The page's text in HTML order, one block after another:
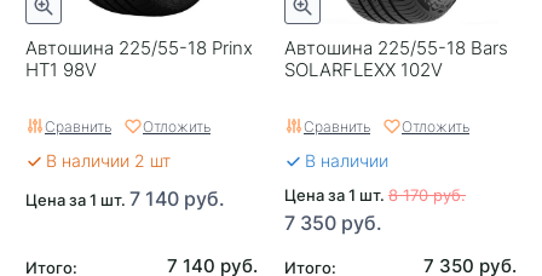
Автошина 225/55-18 Prinx
HT1 98V
Сравнить Отложить
В наличии 2 шт
Цена за 1 шт. 7 140 руб.
Итого: 7 140 руб.
Автошина 225/55-18 Bars
SOLARFLEXX 102V
Сравнить Отложить
В наличии
Цена за 1 шт. 8 170 руб.
7 350 руб.
Итого: 7 350 руб.